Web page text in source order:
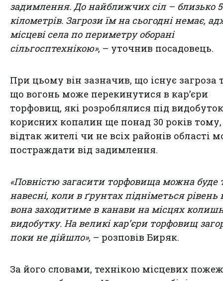
задимлення. До найближчих сіл – близько 5
кілометрів. Загрози їм на сьогодні немає,
місцеві села по периметру оборані
сільгосптехнікою», – уточнив посадовець.
При цьому він зазначив, що існує загроза
що вогонь може перекинутися в кар’єри
торфовищ, які розроблялися під видобуток
корисних копалин ще понад 30 років тому,
відтак жителі чи не всіх районів області
постраждати від задимлення.
«Повністю загасити торфовища можна буде
навесні, коли в ґрунтах підніметься рівень
вона заходитиме в канави на місцях
видобутку. На великі кар’єри торфовищ
поки не дійшло», – розповів Биряк.
За його словами, технікою місцевих